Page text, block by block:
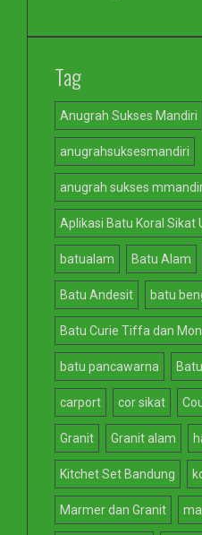
Tag
Anugrah Sukses Mandiri
anugrahsuksesmandiri
anugrah sukses
Aplikasi Batu Koral Sikat
batualam Batu Alam
Batu Andesit batu
Batu Curie Tiffa dan
batu pancawarna
carport cor sikat
Granit Granit alam
Kitchet Set Bandung
Marmer dan Granit